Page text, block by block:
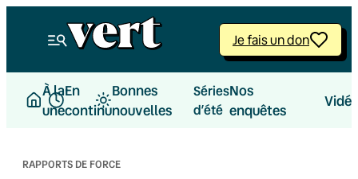
Je fais un don
À la
une
En
continu
Bonnes
nouvelles
Séries
d’été
Nos
enquêtes
RAPPORTS DE FORCE